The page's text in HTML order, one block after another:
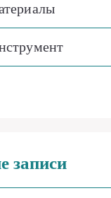
записи